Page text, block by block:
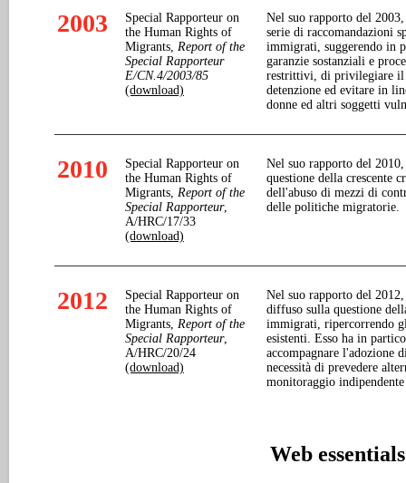
2003
Special Rapporteur on
the Human Rights of
Migrants, Report of the
Special Rapporteur
E/CN.4/2003/85
(download)
Nel suo rapporto del
serie di raccomandazioni
immigrati, suggerendo in
garanzie sostanziali e
restrittivi, di privilegiare il
detenzione ed evitare in
donne ed altri soggetti
2010
Special Rapporteur on
the Human Rights of
Migrants, Report of the
Special Rapporteur,
A/HRC/17/33
(download)
Nel suo rapporto del
questione della crescente
dell'abuso di mezzi di
delle politiche migratorie.
2012
Special Rapporteur on
the Human Rights of
Migrants, Report of the
Special Rapporteur,
A/HRC/20/24
(download)
Nel suo rapporto del
diffuso sulla questione
immigrati, ripercorrendo
esistenti. Esso ha in
accompagnare l'adozione
necessità di prevedere
monitoraggio
Web essentials